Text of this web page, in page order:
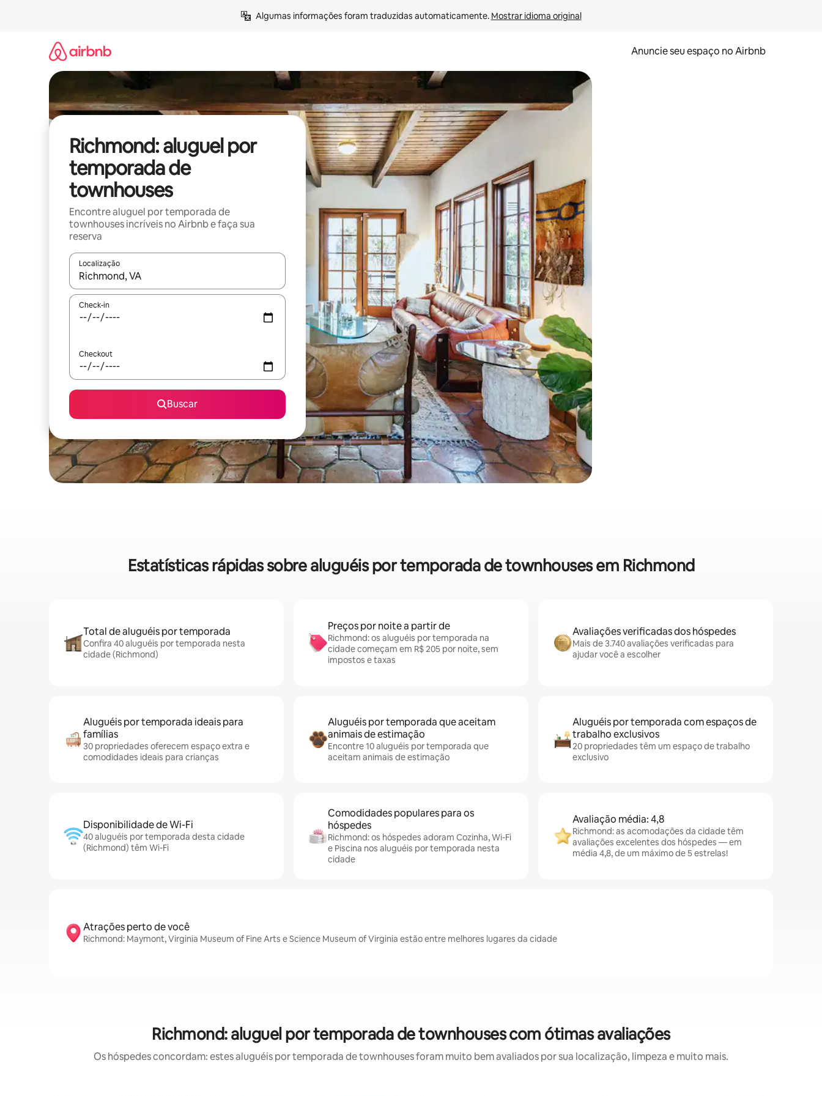
Algumas informações foram traduzidas automaticamente. Mostrar idioma original
Anuncie seu espaço no Airbnb
Richmond: aluguel por
temporada de
townhouses
Encontre aluguel por temporada de
townhouses incríveis no Airbnb e faça sua
reserva
Localização
Quando os resultados estiverem disponíveis, explore-os usando as seta para cima e para baixo do teclado ou tocando e deslizando o dedo na tela.
Check-in
Checkout
Buscar
Estatísticas rápidas sobre aluguéis por temporada de townhouses em Richmond
Total de aluguéis por temporada
Confira 40 aluguéis por temporada nesta
cidade (Richmond)
Preços por noite a partir de
Richmond: os aluguéis por temporada na
cidade começam em R$ 205 por noite, sem
impostos e taxas
Avaliações verificadas dos hóspedes
Mais de 3.740 avaliações verificadas para
ajudar você a escolher
Aluguéis por temporada ideais para
famílias
30 propriedades oferecem espaço extra e
comodidades ideais para crianças
Aluguéis por temporada que aceitam
animais de estimação
Encontre 10 aluguéis por temporada que
aceitam animais de estimação
Aluguéis por temporada com espaços de
trabalho exclusivos
20 propriedades têm um espaço de trabalho
exclusivo
Disponibilidade de Wi-Fi
40 aluguéis por temporada desta cidade
(Richmond) têm Wi-Fi
Comodidades populares para os
hóspedes
Richmond: os hóspedes adoram Cozinha, Wi-Fi
e Piscina nos aluguéis por temporada nesta
cidade
Avaliação média: 4,8
Richmond: as acomodações da cidade têm
avaliações excelentes dos hóspedes — em
média 4,8, de um máximo de 5 estrelas!
Atrações perto de você
Richmond: Maymont, Virginia Museum of Fine Arts e Science Museum of Virginia estão entre melhores lugares da cidade
Richmond: aluguel por temporada de townhouses com ótimas avaliações
Os hóspedes concordam: estes aluguéis por temporada de townhouses foram muito bem avaliados por sua localização, limpeza e muito mais.